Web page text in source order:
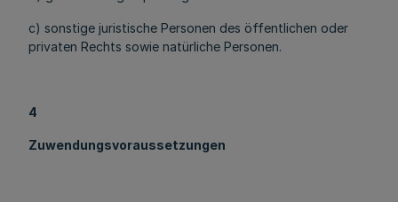
c) sonstige juristische Personen des öffentlichen oder
privaten Rechts sowie natürliche Personen.
4
Zuwendungsvoraussetzungen